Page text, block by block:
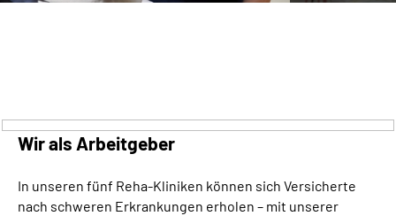
Wir als Arbeitgeber
In unseren fünf Reha-Kliniken können sich Versicherte
nach schweren Erkrankungen erholen – mit unserer